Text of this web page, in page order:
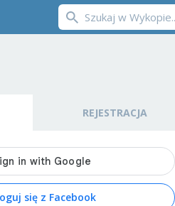
REJESTRACJA
się z Facebook